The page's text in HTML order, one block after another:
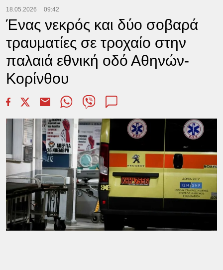
18.05.2026 09:42
Ένας νεκρός και δύο σοβαρά
τραυματίες σε τροχαίο στην
παλαιά εθνική οδό Αθηνών-
Κορίνθου